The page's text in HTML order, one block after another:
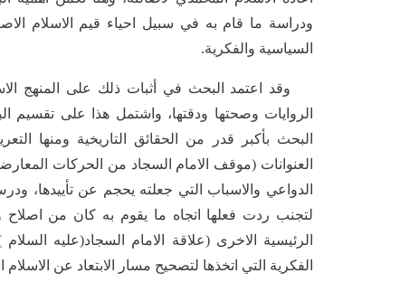
ودراسة ما قام به في سبيل احياء قيم الاسلام
السياسية والفكرية.
وقد اعتمد البحث في أثبات ذلك على المنهج
الروايات وصحتها ودقتها، واشتمل هذا على
البحث بأكبر قدر من الحقائق التاريخية ومنها
الدواعي والاسباب التي جعلته يحجم عن تأييدها،
لتجنب ردت فعلها اتجاه ما يقوم به كان من اصلاح
الرئيسية الاخرى (علاقة الامام السجاد(عليه
الفكرية التي اتخذها لتصحيح مسار الابتعاد عن